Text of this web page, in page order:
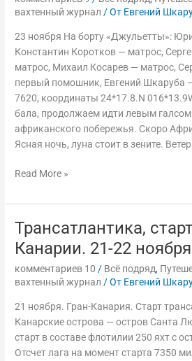
вахтенный журнал / От Евгений
23 ноября На борту «Джульетты»:
Константин Коротков — матрос,
матрос, Михаил Косарев — матрос,
первый помошник, Евгений Шкаруба
7620, координаты 24*17.8.N
бала, продолжаем идти левым
африканского побережья. Скоро
Ясная ночь, луна стоит в зените. Ветер
на
юг.
23-
27
ноября
Read More »
Трансатлантика,
Канарии. 21-22 ноября
комментариев 10 / Всё подряд,
вахтенный журнал / От Евгений
21 ноября. Гран-Канария. Старт
Канарские острова — остров Санта
старт в составе флотилии 250 яхт с
Отсчет лага на момент старта 7350
Трансатлантика,
старт
из
Гран-
Канарии.
21-
22
ноября